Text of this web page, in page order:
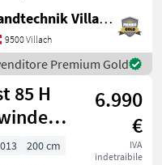
Landtechnik Villach GmbH
9500 Villach
Premium Gold
85 H
6.990
€
IVA
indetraibile
200 cm